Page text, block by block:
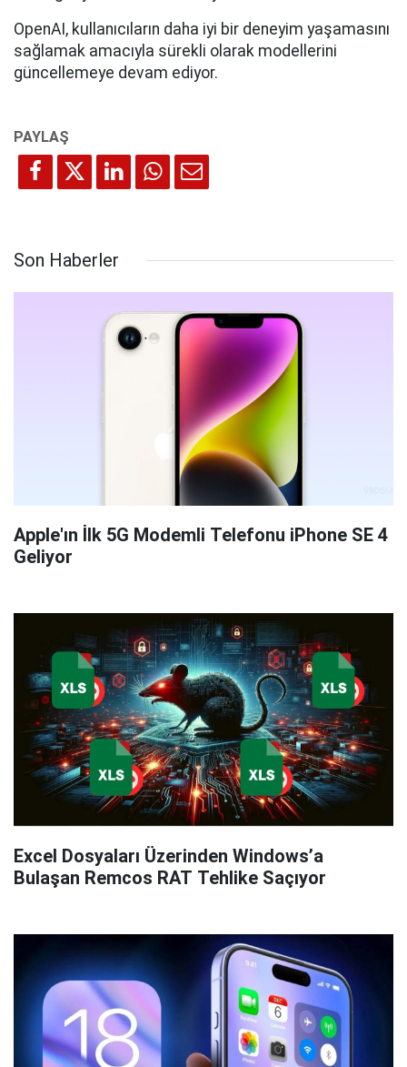
OpenAI, kullanıcıların daha iyi bir deneyim yaşamasını
sağlamak amacıyla sürekli olarak modellerini
güncellemeye devam ediyor.
Son Haberler
Apple'ın İlk 5G Modemli Telefonu iPhone SE 4
Geliyor
Excel Dosyaları Üzerinden Windows’a
Bulaşan Remcos RAT Tehlike Saçıyor